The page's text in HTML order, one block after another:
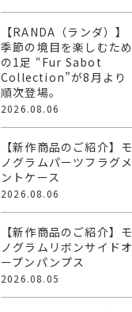
【RANDA（ランダ）】
季節の境目を楽しむため
の1足 “Fur Sabot
Collection”が8月より
順次登場。
2026.08.06
【新作商品のご紹介】モ
ノグラムパーツフラグメ
ントケース
2026.08.06
【新作商品のご紹介】モ
ノグラムリボンサイドオ
ープンパンプス
2026.08.05